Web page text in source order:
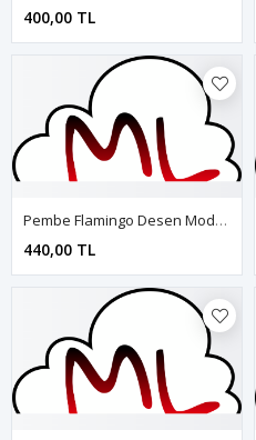
400,00 TL
Pembe Flamingo Desen Modal Pijama Takımı
440,00 TL